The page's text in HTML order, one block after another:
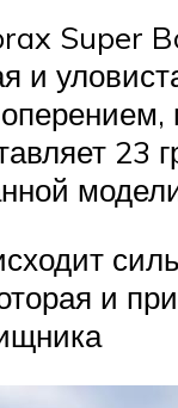
Super
и
23
и